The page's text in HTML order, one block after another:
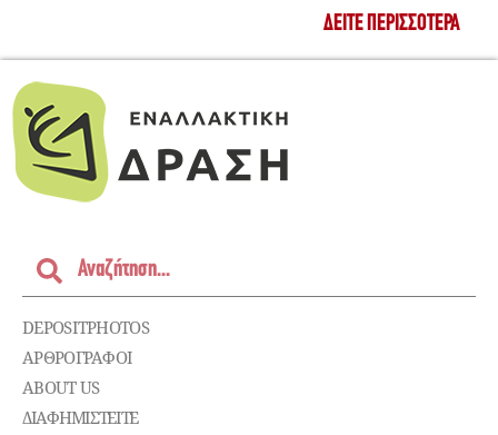
ΔΕΊΤΕ ΠΕΡΙΣΣΌΤΕΡΑ
DEPOSITPHOTOS
ΑΡΘΡΟΓΡΑΦΟΙ
ABOUT US
ΔΙΑΦΗΜΙΣΤΕΊΤΕ